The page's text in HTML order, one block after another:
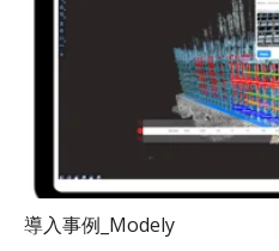
導入事例_Modely